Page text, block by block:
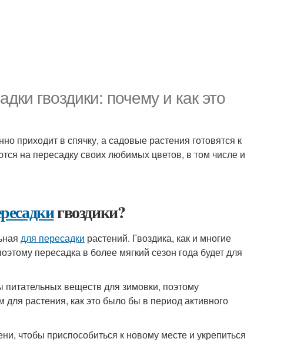
гвоздики: почему и как это
приходит в спячку, а садовые растения готовятся к
на пересадку своих любимых цветов, в том числе и
гвоздики?
для пересадки растений. Гвоздика, как и многие
пересадка в более мягкий сезон года будет для
веществ для зимовки, поэтому
растения, как это было бы в период активного
чтобы приспособиться к новому месте и укрепиться